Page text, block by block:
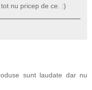
nu pricep de ce. :)
sunt laudate dar nu